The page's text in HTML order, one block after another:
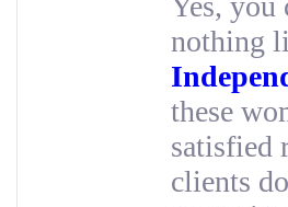
nothing
these
satisfied
clients